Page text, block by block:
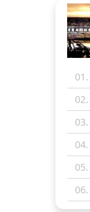
01.
02.
03.
04.
05.
06.